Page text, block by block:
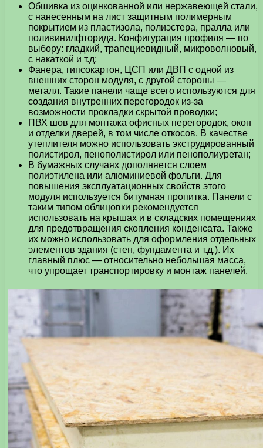
Обшивка из оцинкованной или нержавеющей стали,
с нанесенным на лист защитным полимерным
покрытием из пластизола, полиэстера, пралла или
поливинилфторида. Конфигурация профиля — по
выбору: гладкий, трапециевидный, микроволновый,
с накаткой и т.д;
Фанера, гипсокартон, ЦСП или ДВП с одной из
внешних сторон модуля, с другой стороны —
металл. Такие панели чаще всего используются для
создания внутренних перегородок из-за
возможности прокладки скрытой проводки;
ПВХ шов для монтажа офисных перегородок, окон
и отделки дверей, в том числе откосов. В качестве
утеплителя можно использовать экструдированный
полистирол, пенополистирол или пенополиуретан;
В бумажных случаях дополняется слоем
полиэтилена или алюминиевой фольги. Для
повышения эксплуатационных свойств этого
модуля используется битумная пропитка. Панели с
таким типом облицовки рекомендуется
использовать на крышах и в складских помещениях
для предотвращения скопления конденсата. Также
их можно использовать для оформления отдельных
элементов здания (стен, фундамента и т.д.). Их
главный плюс — относительно небольшая масса,
что упрощает транспортировку и монтаж панелей.